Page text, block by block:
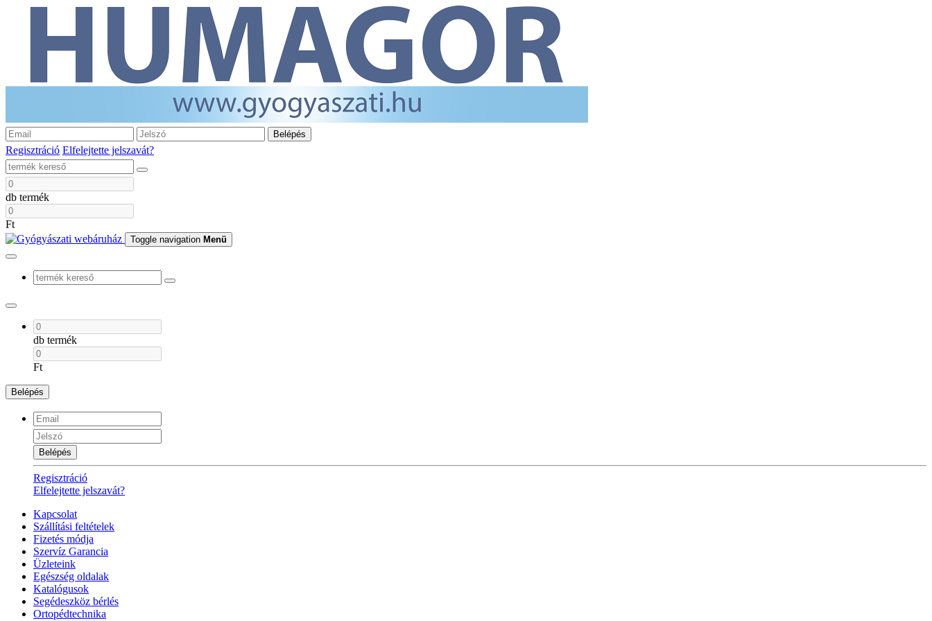
Belépés
Regisztráció Elfelejtette jelszavát?
db termék
Ft
Toggle navigation Menü
db termék
Ft
Belépés
Belépés
Regisztráció
Elfelejtette jelszavát?
Kapcsolat
Szállítási feltételek
Fizetés módja
Szervíz Garancia
Üzleteink
Egészség oldalak
Katalógusok
Segédeszköz bérlés
Ortopédtechnika